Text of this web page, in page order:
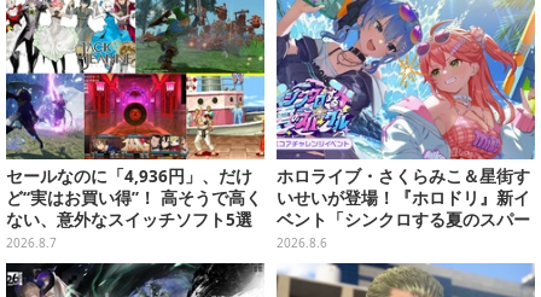
セールなのに「4,936円」、だけ
ど“実はお買い得”！ 高そうで高く
ない、意外なスイッチソフト5選
2026.8.7
ホロライブ・さくらみこ＆星街す
いせいが登場！『ホロドリ』新イ
ベント「シンクロする夏のスパー
クル」開催決定ーmiCometのイ
ベントメモリーや楽曲などが新た
に追加へ
2026.8.6